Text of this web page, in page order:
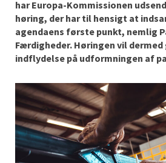
har Europa-Kommissionen
høring, der har til hensigt at
agendaens første punkt, nemlig
Færdigheder. Høringen vil
indflydelse på udformningen af